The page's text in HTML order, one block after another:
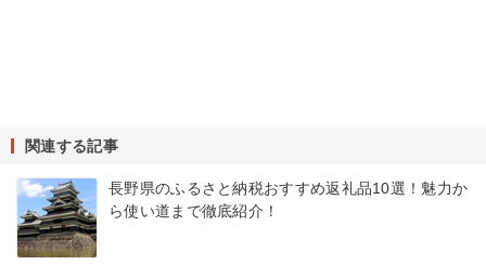
関連する記事
長野県のふるさと納税おすすめ返礼品10選！魅力か
ら使い道まで徹底紹介！